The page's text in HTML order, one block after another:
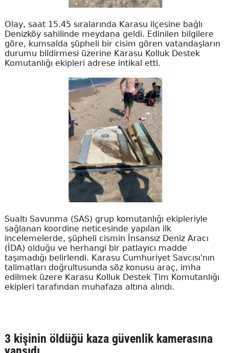
Olay, saat 15.45 sıralarında Karasu ilçesine bağlı
Denizköy sahilinde meydana geldi. Edinilen bilgilere
göre, kumsalda şüpheli bir cisim gören vatandaşların
durumu bildirmesi üzerine Karasu Kolluk Destek
Komutanlığı ekipleri adrese intikal etti.
Sualtı Savunma (SAS) grup komutanlığı ekipleriyle
sağlanan koordine neticesinde yapılan ilk
incelemelerde, şüpheli cismin İnsansız Deniz Aracı
(İDA) olduğu ve herhangi bir patlayıcı madde
taşımadığı belirlendi. Karasu Cumhuriyet Savcısı'nın
talimatları doğrultusunda söz konusu araç, imha
edilmek üzere Karasu Kolluk Destek Tim Komutanlığı
ekipleri tarafından muhafaza altına alındı.
3 kişinin öldüğü kaza güvenlik kamerasına